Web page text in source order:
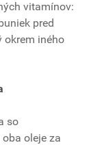
vitamínov:
pred
okrem iného
so
oleje za